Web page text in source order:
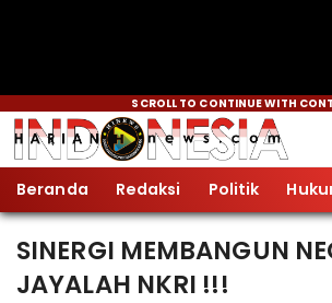
SCROLL TO CONTINUE WITH
Beranda Redaksi Politik
SINERGI MEMBANGUN
JAYALAH NKRI !!!